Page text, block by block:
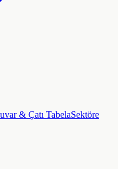
& Çatı TabelaSektöre